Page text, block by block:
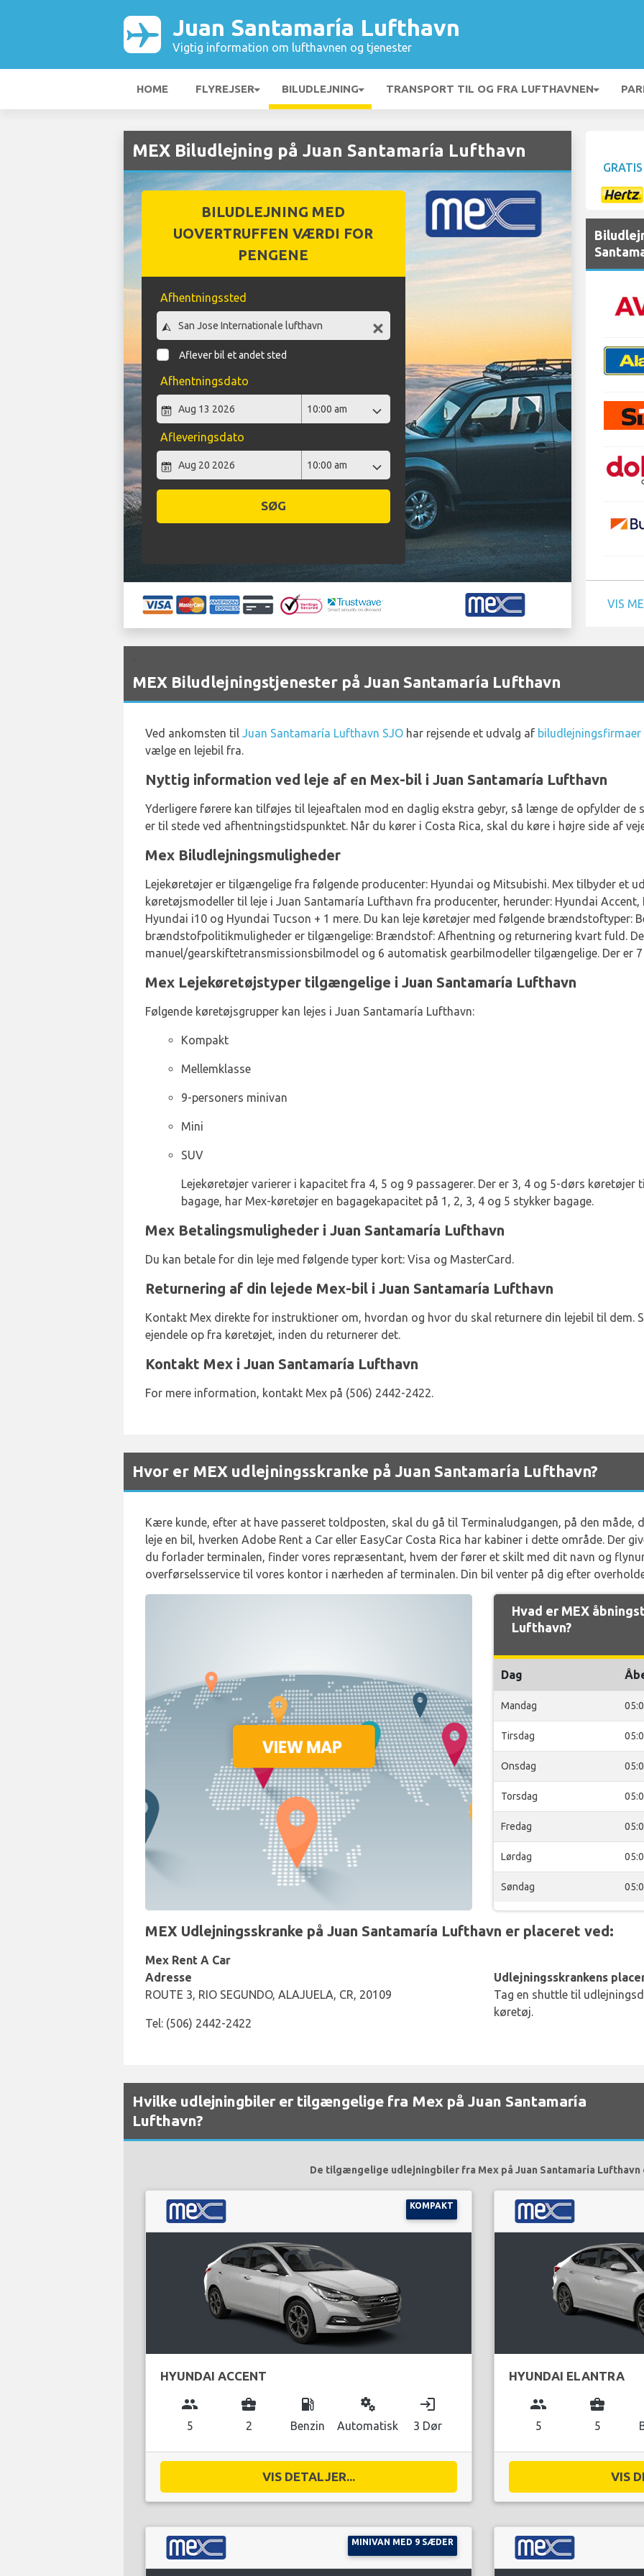
Juan Santamaría Lufthavn
Vigtig information om lufthavnen og tjenester
HOME FLYREJSER BILUDLEJNING TRANSPORT TIL OG FRA LUFTHAVNEN
MEX Biludlejning på Juan Santamaría Lufthavn
BILUDLEJNING MED
UOVERTRUFFEN VÆRDI FOR
PENGENE
Afhentningssted
Aflever bil et andet sted
Afhentningsdato
Afleveringsdato
SØG
GRATIS
VIS
MEX Biludlejningstjenester på Juan Santamaría Lufthavn
Ved ankomsten til Juan Santamaría Lufthavn SJO har rejsende et udvalg af
vælge en lejebil fra.
Nyttig information ved leje af en Mex-bil i Juan Santamaría Lufthavn
Yderligere førere kan tilføjes til lejeaftalen mod en daglig ekstra gebyr, så længe de opfylder de
er til stede ved afhentningstidspunktet. Når du kører i Costa Rica, skal du køre i højre side af
Mex Biludlejningsmuligheder
Lejekøretøjer er tilgængelige fra følgende producenter: Hyundai og Mitsubishi. Mex tilbyder et
køretøjsmodeller til leje i Juan Santamaría Lufthavn fra producenter, herunder: Hyundai Accent,
Hyundai i10 og Hyundai Tucson + 1 mere. Du kan leje køretøjer med følgende brændstoftyper:
brændstofpolitikmuligheder er tilgængelige: Brændstof: Afhentning og returnering kvart fuld.
manuel/gearskiftetransmissionsbilmodel og 6 automatisk gearbilmodeller tilgængelige. Der er
Mex Lejekøretøjstyper tilgængelige i Juan Santamaría Lufthavn
Følgende køretøjsgrupper kan lejes i Juan Santamaría Lufthavn:
Kompakt
Mellemklasse
9-personers minivan
Mini
SUV
Lejekøretøjer varierer i kapacitet fra 4, 5 og 9 passagerer. Der er 3, 4 og 5-dørs køretøjer
bagage, har Mex-køretøjer en bagagekapacitet på 1, 2, 3, 4 og 5 stykker bagage.
Mex Betalingsmuligheder i Juan Santamaría Lufthavn
Du kan betale for din leje med følgende typer kort: Visa og MasterCard.
Returnering af din lejede Mex-bil i Juan Santamaría Lufthavn
Kontakt Mex direkte for instruktioner om, hvordan og hvor du skal returnere din lejebil til dem.
ejendele op fra køretøjet, inden du returnerer det.
Kontakt Mex i Juan Santamaría Lufthavn
For mere information, kontakt Mex på (506) 2442-2422.
Hvor er MEX udlejningsskranke på Juan Santamaría Lufthavn?
Kære kunde, efter at have passeret toldposten, skal du gå til Terminaludgangen, på den måde,
leje en bil, hverken Adobe Rent a Car eller EasyCar Costa Rica har kabiner i dette område. Der
du forlader terminalen, finder vores repræsentant, hvem der fører et skilt med dit navn og
overførselsservice til vores kontor i nærheden af ​​terminalen. Din bil venter på dig efter
Hvad er MEX
Lufthavn?
Dag
Mandag
Tirsdag
Onsdag
Torsdag
Fredag
Lørdag
Søndag
MEX Udlejningsskranke på Juan Santamaría Lufthavn er placeret ved:
Mex Rent A Car
Adresse
ROUTE 3, RIO SEGUNDO, ALAJUELA, CR, 20109
Tel: (506) 2442-2422
Udlejningsskrankens
Tag en shuttle til
køretøj.
Hvilke udlejningbiler er tilgængelige fra Mex på Juan Santamaría
Lufthavn?
De tilgængelige udlejningbiler fra Mex på Juan Santamaría Lufthavn
KOMPAKT
HYUNDAI ACCENT
group
5
business_center
2
local_gas_station
Benzin
miscellaneous_services
Automatisk
login
3 Dør
VIS DETALJER...
HYUNDAI ELANTRA
group
5
business_center
5
VIS
MINIVAN MED 9 SÆDER